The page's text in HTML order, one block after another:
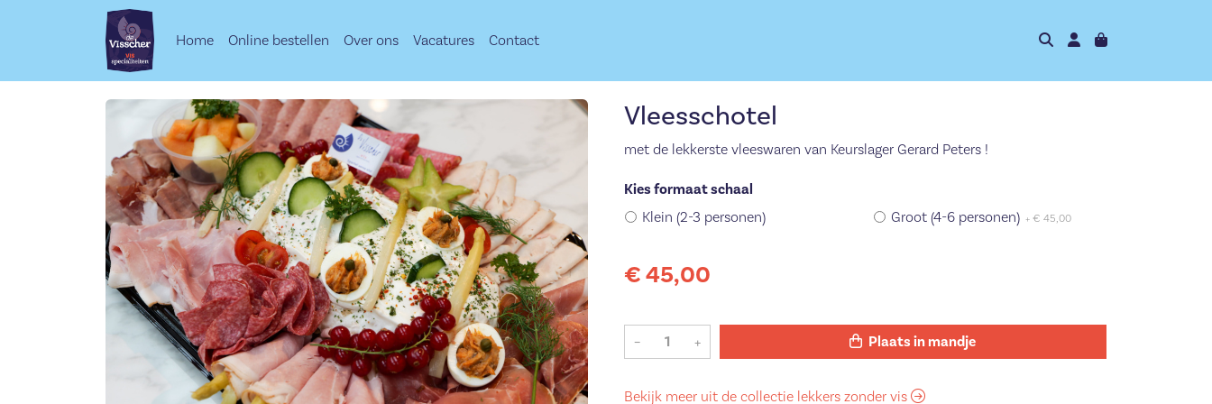
Home Online bestellen Over ons Vacatures Contact
Vleesschotel
met de lekkerste vleeswaren van Keurslager Gerard Peters !
Kies formaat schaal
Klein (2-3 personen) Groot (4-6 personen) + € 45,00
€ 45,00
– + Plaats in mandje
Bekijk meer uit de collectie lekkers zonder vis